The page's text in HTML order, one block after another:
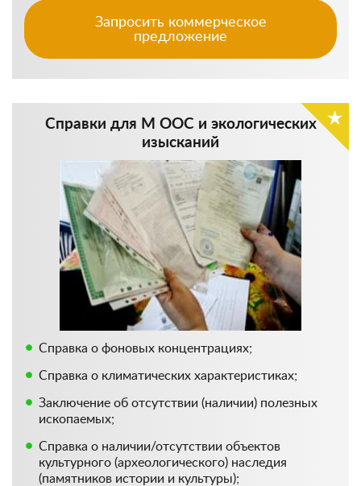
Запросить коммерческое
предложение
Справки для М ООС и экологических
изысканий
Справка о фоновых концентрациях;
Справка о климатических характеристиках;
Заключение об отсутствии (наличии) полезных
ископаемых;
Справка о наличии/отсутствии объектов
культурного (археологического) наследия
(памятников истории и культуры);